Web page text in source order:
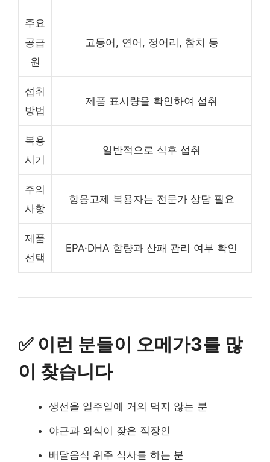
주요
공급
원
고등어, 연어, 정어리, 참치 등
섭취
방법
제품 표시량을 확인하여 섭취
복용
시기
일반적으로 식후 섭취
주의
사항
항응고제 복용자는 전문가 상담 필요
제품
선택
EPA·DHA 함량과 산패 관리 여부 확인
✅ 이런 분들이 오메가3를 많
이 찾습니다
생선을 일주일에 거의 먹지 않는 분
야근과 외식이 잦은 직장인
배달음식 위주 식사를 하는 분